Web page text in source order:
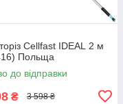
Cellfast IDEAL 2 м
Польща
до відправки
₴ 3 598 ₴